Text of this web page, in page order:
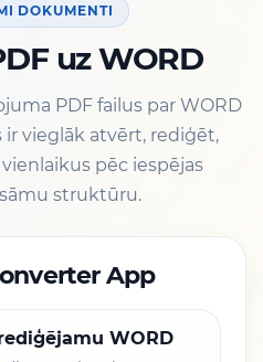
DOKUMENTI
uz WORD
PDF failus par WORD
vieglāk atvērt, rediģēt,
pēc iespējas
struktūru.
App
WORD